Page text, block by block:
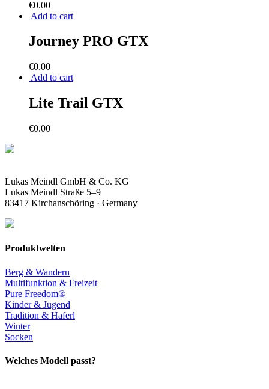
€0.00
Add to cart
Journey PRO GTX
€0.00
Add to cart
Lite Trail GTX
€0.00
Lukas Meindl GmbH & Co. KG
Lukas Meindl Straße 5–9
83417 Kirchanschöring · Germany
Produktwelten
Berg & Wandern
Multifunktion & Freizeit
Pure Freedom®
Kinder & Jugend
Tradition & Haferl
Winter
Socken
Welches Modell passt?